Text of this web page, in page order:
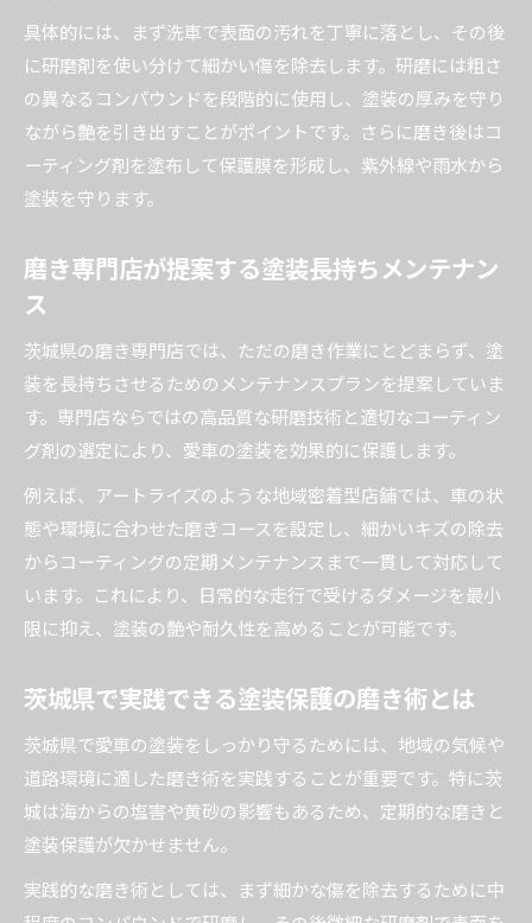
具体的には、まず洗車で表面の汚れを丁寧に落とし、その後
に研磨剤を使い分けて細かい傷を除去します。研磨には粗さ
の異なるコンパウンドを段階的に使用し、塗装の厚みを守り
ながら艶を引き出すことがポイントです。さらに磨き後はコ
ーティング剤を塗布して保護膜を形成し、紫外線や雨水から
塗装を守ります。
磨き専門店が提案する塗装長持ちメンテナン
ス
茨城県の磨き専門店では、ただの磨き作業にとどまらず、塗
装を長持ちさせるためのメンテナンスプランを提案していま
す。専門店ならではの高品質な研磨技術と適切なコーティン
グ剤の選定により、愛車の塗装を効果的に保護します。
例えば、アートライズのような地域密着型店舗では、車の状
態や環境に合わせた磨きコースを設定し、細かいキズの除去
からコーティングの定期メンテナンスまで一貫して対応して
います。これにより、日常的な走行で受けるダメージを最小
限に抑え、塗装の艶や耐久性を高めることが可能です。
茨城県で実践できる塗装保護の磨き術とは
茨城県で愛車の塗装をしっかり守るためには、地域の気候や
道路環境に適した磨き術を実践することが重要です。特に茨
城は海からの塩害や黄砂の影響もあるため、定期的な磨きと
塗装保護が欠かせません。
実践的な磨き術としては、まず細かな傷を除去するために中